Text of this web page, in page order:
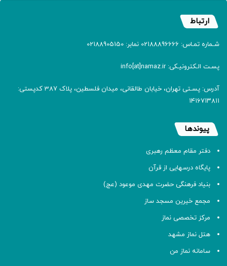
ارتباط
شـماره تمـاس: 02188896666 نمابر: 02188905150
پسـت الـکترونیـکی: info[at]namaz.ir
آدرس: پسـتی تهران، خیابان طالقانی، میدان فلسطین، پلاک 387 کدپستی:
۱۴۱۶۷۱۳۸۱۱
پیوندها
دفتر مقام معظم رهبری
پایگاه درسهایی از قرآن
بنیاد فرهنگی حضرت مهدی موعود (عج)
مجمع خیرین مسجد ساز
مرکز تخصصی نماز
هتل نماز مشهد
سامانه نماز من